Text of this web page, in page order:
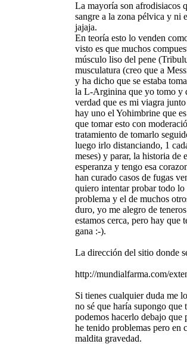
La mayoría son afrodisiacos
sangre a la zona pélvica y ni
jajaja.
En teoría esto lo venden
visto es que muchos
músculo liso del pene
musculatura (creo que a
y ha dicho que se estaba
la L-Arginina que yo tomo y
verdad que es mi viagra
hay uno el Yohimbrine que
que tomar esto con
tratamiento de tomarlo
luego irlo distanciando, 1
meses) y parar, la historia de
esperanza y tengo esa
han curado casos de fugas
quiero intentar probar todo lo
problema y el de muchos
duro, yo me alegro de
estamos cerca, pero hay que
gana :-).
La dirección del sitio donde
http://mundialfarma.com/
Si tienes cualquier duda me
no sé que haría supongo
podemos hacerlo debajo que
he tenido problemas pero en
maldita gravedad.